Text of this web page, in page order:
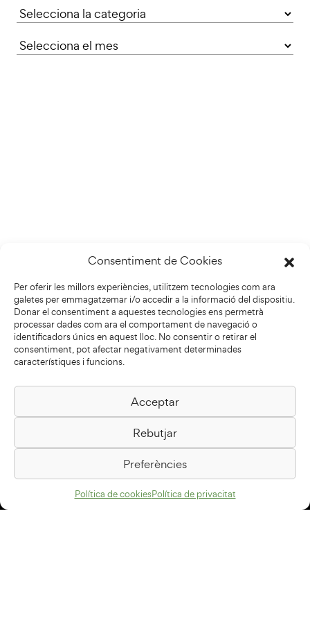
Consentiment de Cookies
Per oferir les millors experiències, utilitzem tecnologies com ara
galetes per emmagatzemar i/o accedir a la informació del dispositiu.
Donar el consentiment a aquestes tecnologies ens permetrà
processar dades com ara el comportament de navegació o
identificadors únics en aquest lloc. No consentir o retirar el
consentiment, pot afectar negativament determinades
característiques i funcions.
Acceptar
Rebutjar
Preferències
Política de cookiesPolítica de privacitat
Categories
Biblioteca Pilarin Bayés
Passeig de la Generalitat, 1
08500 Vic